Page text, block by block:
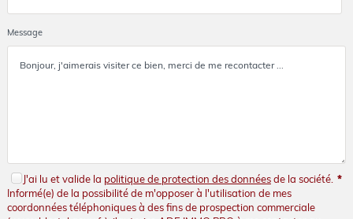
Message
J'ai lu et valide la politique de protection des donnéesde la société. *
Informé(e) de la possibilité de m'opposer à l'utilisation de mes
coordonnées téléphoniques à des fins de prospection commerciale